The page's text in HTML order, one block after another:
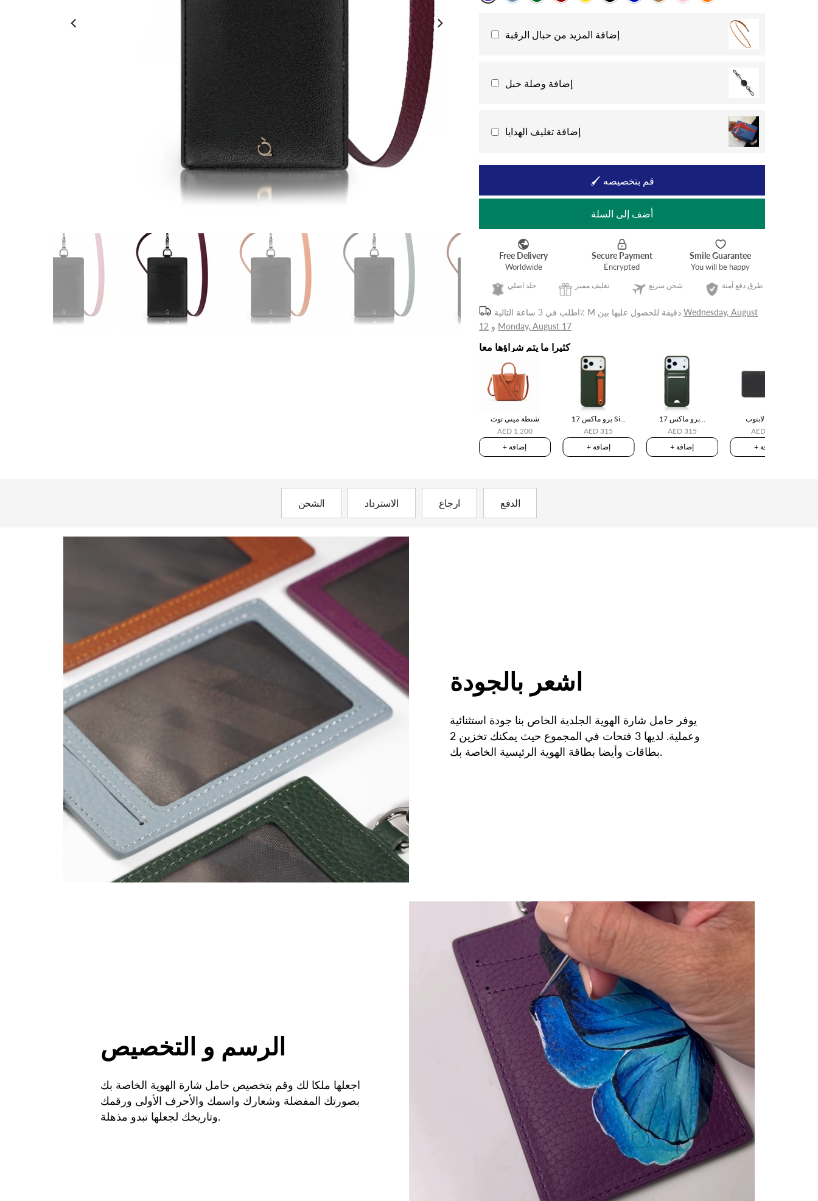
إضافة المزيد من حبال الرقبة
إضافة وصلة حبل
إضافة تغليف الهدايا
🖌 قم بتخصيصه
أضف إلى السلة
جلد اصلي تغليف مميز شحن سريع طرق دفع آمنة
اطلب في 3 ساعة التالية٪ M دقيقة Wednesday, August
12
Monday, August 17
كثيرا ما يتم شراؤها معا
شنطة ميني توت
AED 1,200
+ إضافة
17 برو ماكس Si...
AED 315
+ إضافة
17 برو ماكس...
AED 315
+ إضافة
حافظة لابتوب
AED 750
+ إضافة
الشحن الاسترداد ارجاع الدفع
اشعر بالجودة
يوفر حامل شارة الهوية الجلدية الخاص بنا جودة استثنائية
وعملية. لديها 3 فتحات في المجموع حيث يمكنك تخزين 2
بطاقات وأيضا بطاقة الهوية الرئيسية الخاصة بك.
الرسم و التخصيص
اجعلها ملكا لك وقم بتخصيص حامل شارة الهوية الخاصة بك
بصورتك المفضلة وشعارك واسمك والأحرف الأولى ورقمك
وتاريخك لجعلها تبدو مذهلة.